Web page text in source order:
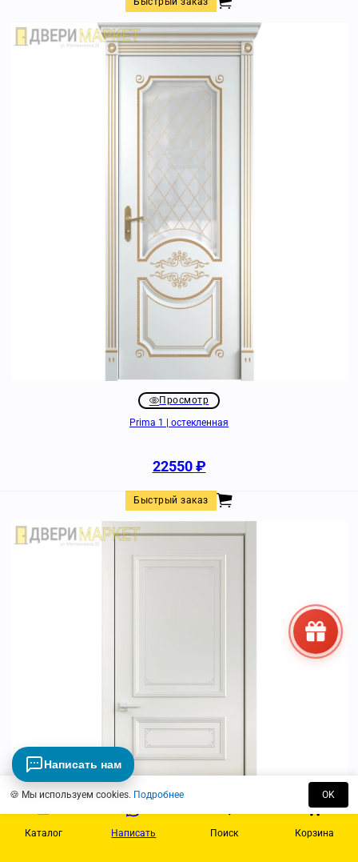
Просмотр
Prima 1 | остекленная
22550₽
Быстрый заказ
Каталог Написать Поиск Корзина
🍪 Мы используем cookies. Подробнее OK
Написать нам